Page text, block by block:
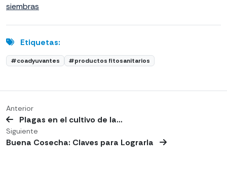
siembras
Etiquetas:
#coadyuvantes #productos fitosanitarios
Anterior
Plagas en el cultivo de la…
Siguiente
Buena Cosecha: Claves para Lograrla